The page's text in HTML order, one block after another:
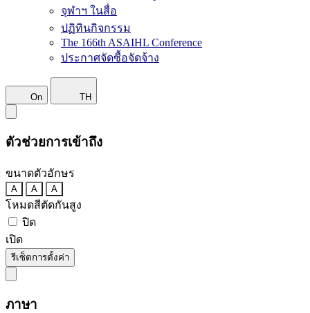
จุฬาฯ ในสื่อ
ปฏิทินกิจกรรม
The 166th ASAIHL Conference
ประกาศจัดซื้อจัดจ้าง
On TH
ตัวช่วยการเข้าถึง
ขนาดตัวอักษร
A A A
โหมดสีตัดกันสูง
ปิด
เปิด
รีเซ็ตการตั้งค่า
ภาษา